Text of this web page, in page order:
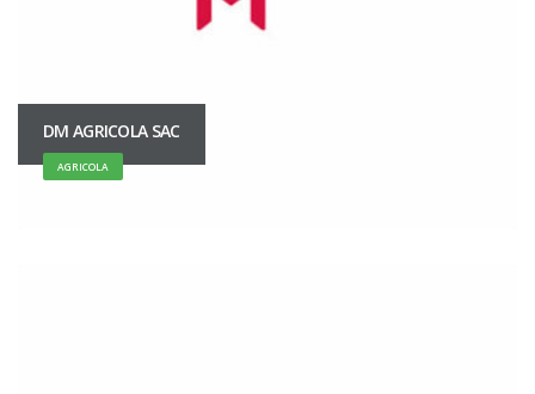
DM AGRICOLA SAC
AGRICOLA